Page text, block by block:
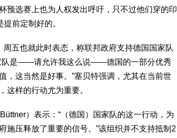
预选赛上也为人权发出呼吁，只不过他们穿的印
前定制好的。
五也就此时表态，称联邦政府支持德国国家队
队是——请允许我这么说——德国的一部分优秀
，这当然是好事。”塞贝特强调，尤其在当前世
这样的行动尤为重要。
）表示：“（德国）国家队的这一行动，为
施压释放了重要的信号。”该组织并不支持抵制2